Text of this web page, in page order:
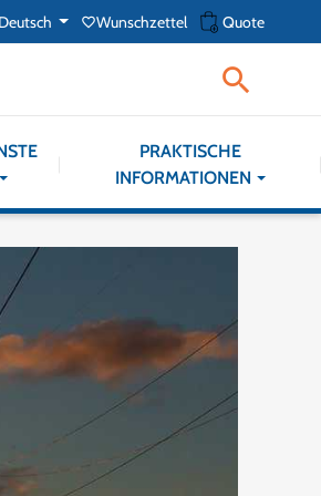
Deutsch favorite_borderWunschzettel shopping_cart Quote

PRAKTISCHE
INFORMATIONEN